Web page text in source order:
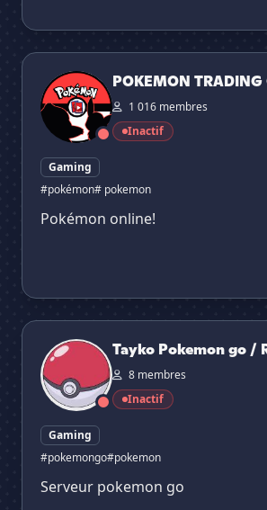
POKEMON TRADING CARD GAME
POKEMON TRADING
1 016 membres
Inactif
Gaming
#pokémon# pokemon
Pokémon online!
Tayko Pokemon go / Raid
Tayko Pokemon go /
8 membres
Inactif
Gaming
#pokemongo#pokemon
Serveur pokemon go